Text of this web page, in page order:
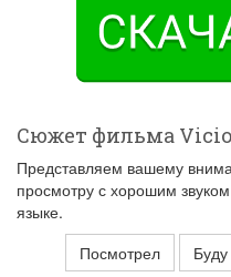
Сюжет фильма
Представляем вашему
просмотру с хорошим
языке.
Посмотрел